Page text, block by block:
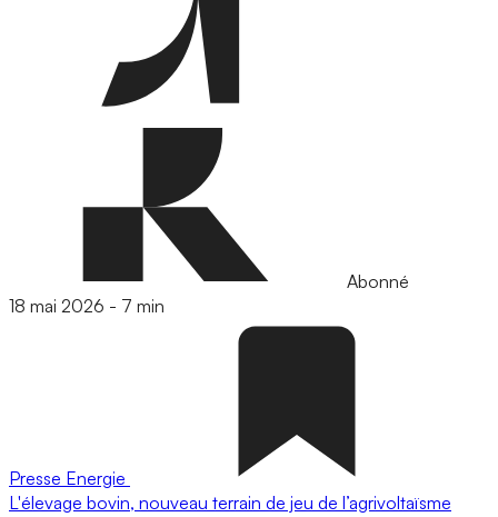
Abonné
18 mai 2026 - 7 min
Presse Energie
L'élevage bovin, nouveau terrain de jeu de l’agrivoltaïsme